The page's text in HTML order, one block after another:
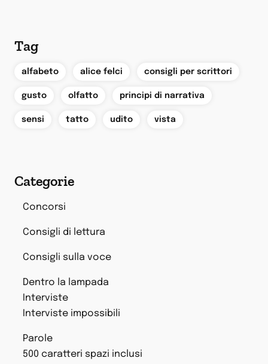
Tag
alfabeto alice felci consigli per scrittori
gusto olfatto principi di narrativa
sensi tatto udito vista
Categorie
Concorsi
Consigli di lettura
Consigli sulla voce
Dentro la lampada
Interviste
Interviste impossibili
Parole
500 caratteri spazi inclusi